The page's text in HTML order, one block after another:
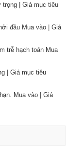
trọng | Giá mục tiêu
đầu Mua vào | Giá
trễ hạch toán Mua
| Giá mục tiêu
Mua vào | Giá